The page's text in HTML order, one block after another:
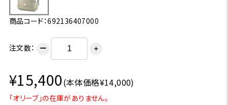
商品コード：692136407000
注文数： ー ＋
¥15,400(本体価格¥14,000)
「オリーブ」の在庫がありません。